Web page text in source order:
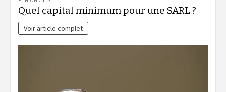
Quel capital minimum pour une SARL ?
Voir article complet